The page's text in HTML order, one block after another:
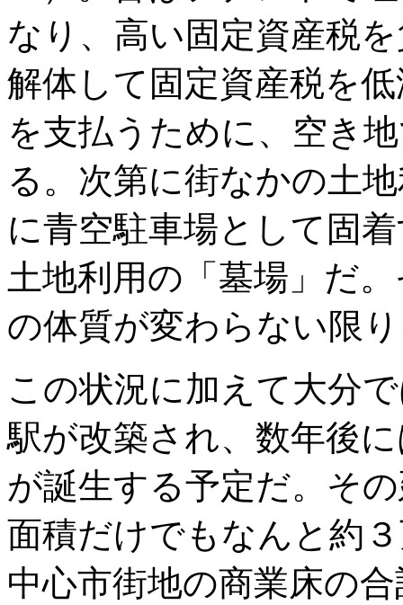
なり、高い固定資産税
解体して固定資産税を
を支払うために、空き
る。次第に街なかの土
に青空駐車場として固
土地利用の「墓場」だ
の体質が変わらない限
この状況に加えて大分
駅が改築され、数年後
が誕生する予定だ。そ
面積だけでもなんと約
中心市街地の商業床の